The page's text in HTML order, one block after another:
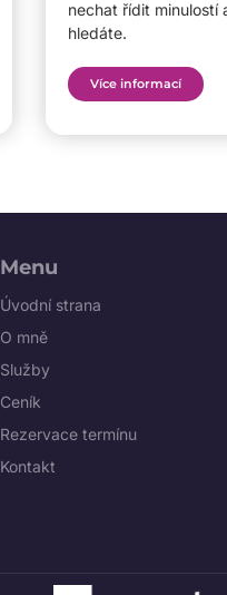
nechat řídit minulostí
hledáte.
Více informací
Menu
Úvodní strana
O mně
Služby
Ceník
Rezervace termínu
Kontakt